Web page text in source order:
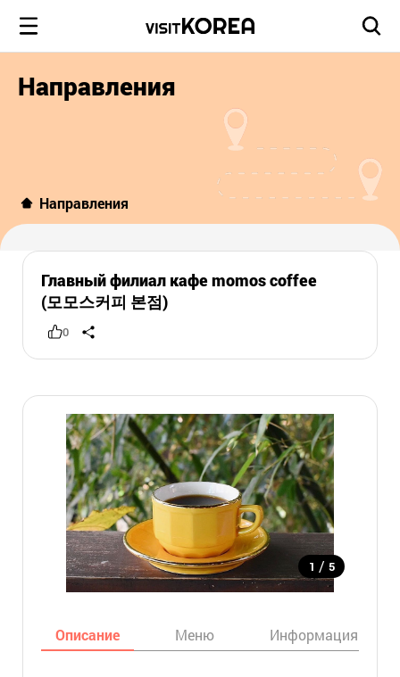
Направления
Направления
Главный филиал кафе momos coffee
(모모스커피 본점)
0
1 / 5
Описание Меню Информация